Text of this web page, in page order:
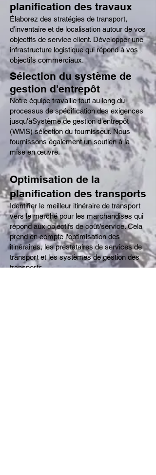
planification des travaux
Élaborez des stratégies de transport,
d’inventaire et de localisation autour de vos
objectifs de service client. Développer une
infrastructure logistique qui répond à vos
objectifs commerciaux.
Sélection du système de
gestion d'entrepôt
Notre équipe travaille tout au long du
processus de spécification des exigences
jusqu'àSystème de gestion d'entrepôt
(WMS) sélection du fournisseur. Nous
fournissons également un soutien à la
mise en œuvre.
Optimisation de la
planification des transports
Identifier le meilleur itinéraire de transport
vers le marché pour les marchandises qui
répond aux objectifs de coût/service. Cela
prend en compte l'optimisation des
itinéraires, les prestataires de services de
transport et les systèmes de gestion des
transports.